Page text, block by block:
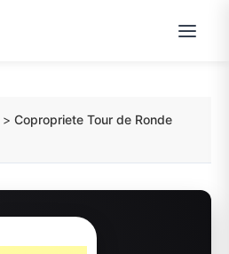
>Copropriete Tour de Ronde